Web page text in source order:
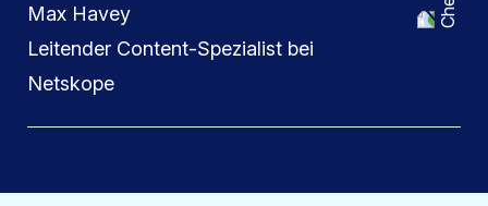
Max Havey
Leitender Content-Spezialist bei
Netskope